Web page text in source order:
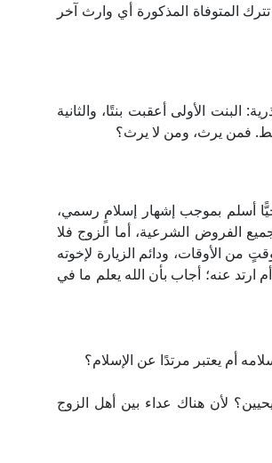
المتوفاة المذكورة أي وارث آخر
البنت الأولى أعقبت بنتًا، والثانية
فقط. فمن يرث، ومن لا يرث؟
أسلم بموجب إشهار إسلامٍ رسمي،
الفروض الشرعية، أما الزوج فلا
من الأوقات، ودائم الزيارة لإخوته
ارتد عنه؛ أجاب بأن الله يعلم ما في
لأن هناك عداء بين أهل الزوج